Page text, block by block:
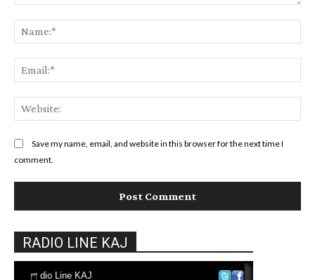
Save my name, email, and website in this browser for the next time I
comment.
RADIO LINE KAJ